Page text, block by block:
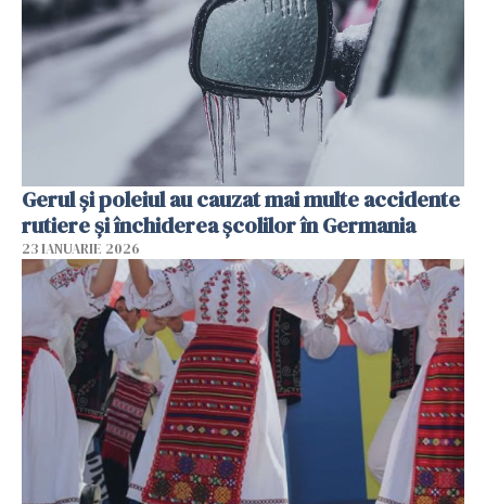
Gerul şi poleiul au cauzat mai multe accidente
rutiere şi închiderea şcolilor în Germania
23 IANUARIE 2026